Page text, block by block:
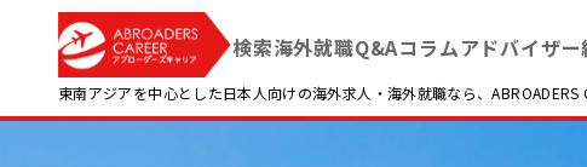
検索海外就職Q&Aコラムアドバイザー
東南アジアを中心とした日本人向けの海外求人・海外就職なら、ABROADERS